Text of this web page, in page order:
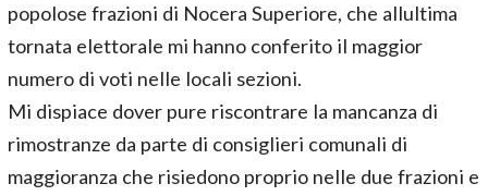
popolose frazioni di Nocera Superiore, che allultima
tornata elettorale mi hanno conferito il maggior
numero di voti nelle locali sezioni.
Mi dispiace dover pure riscontrare la mancanza di
rimostranze da parte di consiglieri comunali di
maggioranza che risiedono proprio nelle due frazioni e